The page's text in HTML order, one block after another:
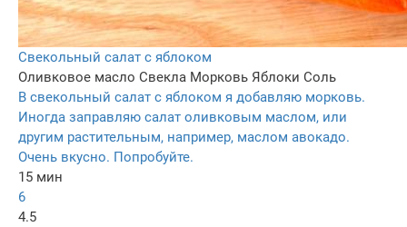
Свекольный салат с яблоком
Оливковое масло Свекла Морковь Яблоки Соль
В свекольный салат с яблоком я добавляю морковь.
Иногда заправляю салат оливковым маслом, или
другим растительным, например, маслом авокадо.
Очень вкусно. Попробуйте.
15 мин
6
4.5